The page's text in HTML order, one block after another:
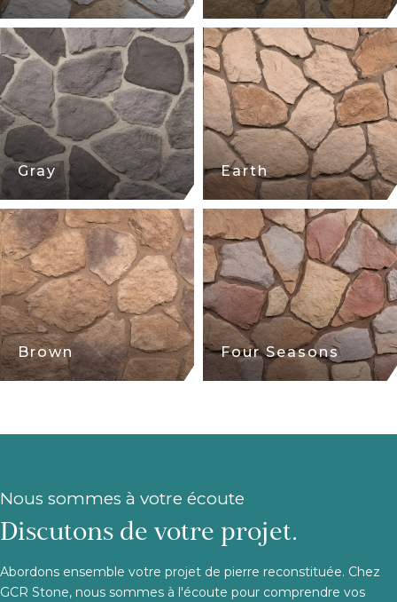
Gray Earth
Brown Four Seasons
Nous sommes à votre écoute
Discutons de votre projet.
Abordons ensemble votre projet de pierre reconstituée. Chez
GCR Stone, nous sommes à l'écoute pour comprendre vos